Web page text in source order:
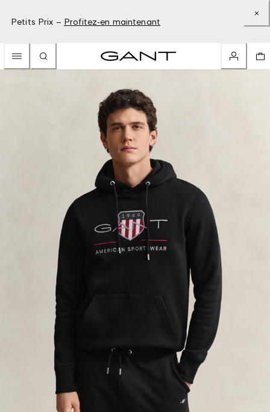
Petits Prix – Profitez-en maintenant